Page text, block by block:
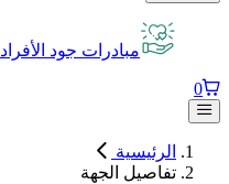
مبادرات جود الأفراد
0
الرئيسية
تفاصيل الجهة